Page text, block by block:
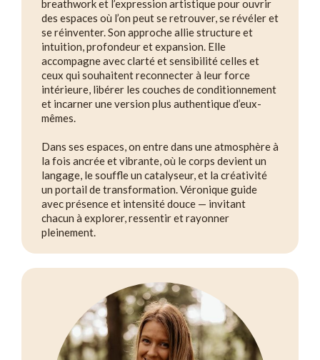
breathwork et l’expression artistique pour ouvrir
des espaces où l’on peut se retrouver, se révéler et
se réinventer. Son approche allie structure et
intuition, profondeur et expansion. Elle
accompagne avec clarté et sensibilité celles et
ceux qui souhaitent reconnecter à leur force
intérieure, libérer les couches de conditionnement
et incarner une version plus authentique d’eux-
mêmes.
Dans ses espaces, on entre dans une atmosphère à
la fois ancrée et vibrante, où le corps devient un
langage, le souffle un catalyseur, et la créativité
un portail de transformation. Véronique guide
avec présence et intensité douce — invitant
chacun à explorer, ressentir et rayonner
pleinement.